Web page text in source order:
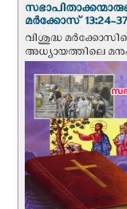
മര്‍ക്കോസ് 13:24-
വിശുദ്ധ
അധ്യായത്തിലെ